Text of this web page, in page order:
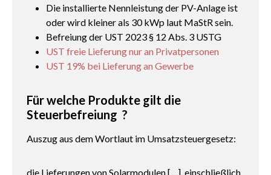
Die installierte Nennleistung der PV-Anlage ist
oder wird kleiner als 30 kWp laut MaStR sein.
Befreiung der UST 2023 § 12 Abs. 3 USTG
UST freie Lieferung nur an Privatpersonen
UST 19% bei Lieferung an Gewerbe
Für welche Produkte gilt die
Steuerbefreiung ?
Auszug aus dem Wortlaut im Umsatzsteuergesetz:
die Lieferungen von Solarmodulen […], einschließlich